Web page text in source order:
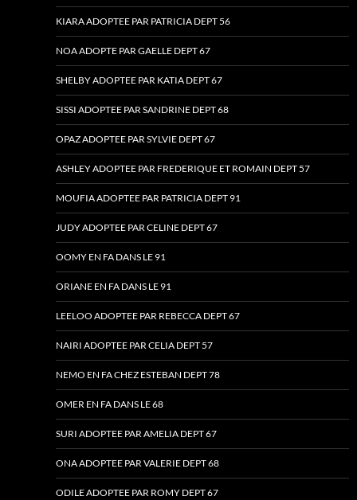
KIARA ADOPTEE PAR PATRICIA DEPT 56
NOA ADOPTE PAR GAELLE DEPT 67
SHELBY ADOPTEE PAR KATIA DEPT 67
SISSI ADOPTEE PAR SANDRINE DEPT 68
OPAZ ADOPTEE PAR SYLVIE DEPT 67
ASHLEY ADOPTEE PAR FREDERIQUE ET ROMAIN DEPT 57
MOUFIA ADOPTEE PAR PATRICIA DEPT 91
JUDY ADOPTEE PAR CELINE DEPT 67
OOMY EN FA DANS LE 91
ORIANE EN FA DANS LE 91
LEELOO ADOPTEE PAR REBECCA DEPT 67
NAIRI ADOPTEE PAR CELIA DEPT 57
NEMO EN FA CHEZ ESTEBAN DEPT 78
OMER EN FA DANS LE 68
SURI ADOPTEE PAR AMELIA DEPT 67
ONA ADOPTEE PAR VALERIE DEPT 68
ODILE ADOPTEE PAR ROMY DEPT 67